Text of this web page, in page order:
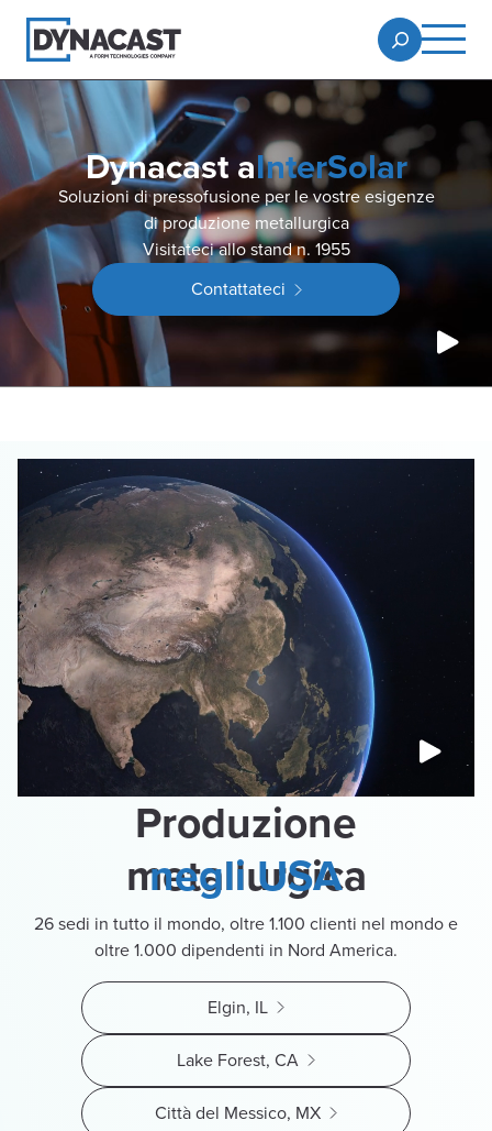
Dynacast aInterSolar
Soluzioni di pressofusione per le vostre esigenze
di produzione metallurgica
Visitateci allo stand n. 1955
Contattateci
Produzione
metallurgica
negli USA
26 sedi in tutto il mondo, oltre 1.100 clienti nel mondo e
oltre 1.000 dipendenti in Nord America.
Elgin, IL
Lake Forest, CA
Città del Messico, MX